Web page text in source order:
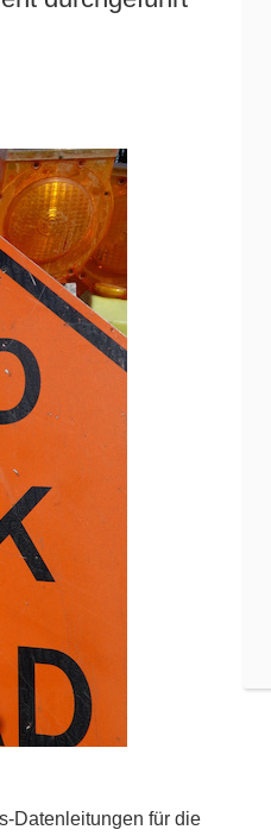
Datenleitungen für die